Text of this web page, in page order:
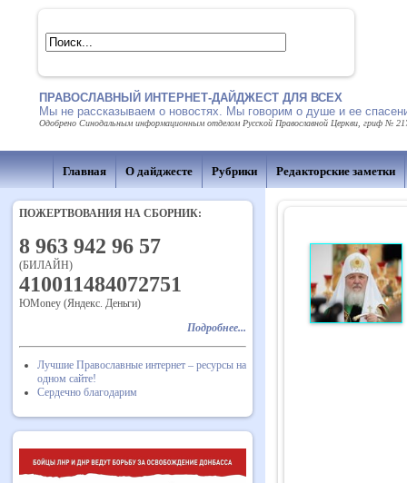
ПРАВОСЛАВНЫЙ ИНТЕРНЕТ-ДАЙДЖЕСТ ДЛЯ ВСЕХ
Мы не рассказываем о новостях. Мы говорим о душе и ее
Одобрено Синодальным информационным отделом Русской Православной Церкви, гриф №
Главная О дайджесте Рубрики Редакторские заметки
ПОЖЕРТВОВАНИЯ НА СБОРНИК:
8 963 942 96 57
(БИЛАЙН)
410011484072751
ЮMoney (Яндекс. Деньги)
Подробнее...
Лучшие Православные интернет – ресурсы на
одном сайте!
Сердечно благодарим